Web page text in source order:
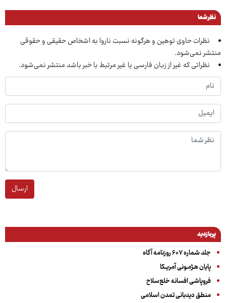
نظر شما
نظرات حاوی توهین و هرگونه نسبت ناروا به اشخاص حقیقی و حقوقی
منتشر نمی‌شود.
نظراتی که غیر از زبان فارسی یا غیر مرتبط با خبر باشد منتشر نمی‌شود.
ارسال
پربازدید
جلد شماره ۶۰۷ روزنامه آگاه
پایان هـژمـونی آمریـکا
فروپاشی افسانه خلع‌سلاح
منطق دیدبانی تمدن اسلامی